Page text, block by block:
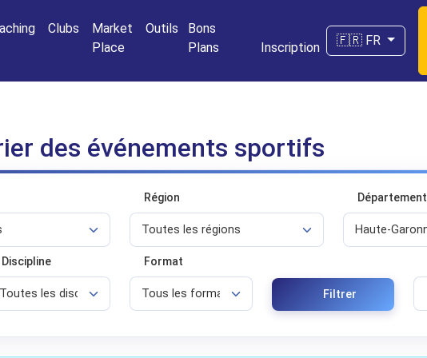
Clubs
Market
Place
Outils
Bons
Plans
Inscription
🇫🇷 FR
des événements sportifs
Région Département
Discipline Format
Filtrer